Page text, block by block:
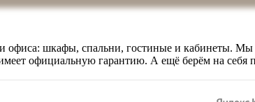
шкафы, спальни, гостиные и кабинеты. Мы
официальную гарантию. А ещё берём на